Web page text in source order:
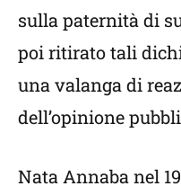
sulla paternità di
poi ritirato tali
una valanga di
dell’opinione
Nata Annaba nel